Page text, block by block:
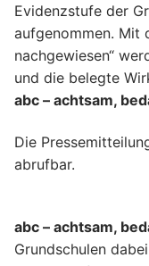
Evidenzstufe der
aufgenommen. Mit
nachgewiesen“
und die belegte
abc – achtsam,
Die
abrufbar.
abc – achtsam,
Grundschulen